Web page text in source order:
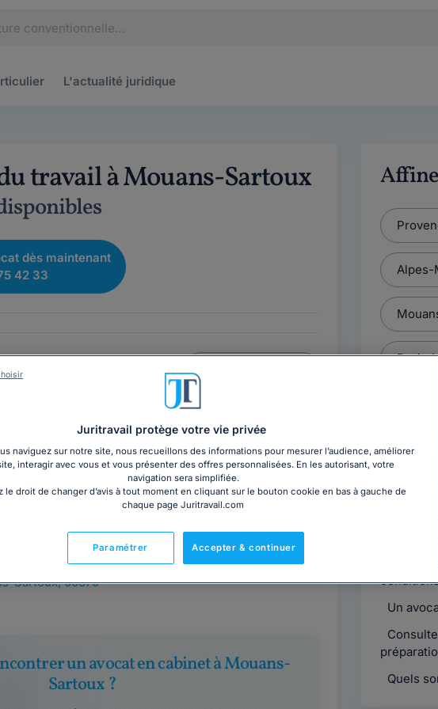
L'actualité juridique
travail à Mouans-Sartoux
dès maintenant
42 33
MOINE
de Grasse, ayant prêté serment en 2003, vous
vos démarches juridiques et...
SÉVERINE
Sartoux, 06370
Contacter ce cabinet
un avocat en cabinet à Mouans-
Sartoux ?
Un
Quels
Juritravail protège votre vie privée
naviguez sur notre site, nous recueillons des informations pour mesurer l’audience, améliorer
interagir avec vous et vous présenter des offres personnalisées. En les autorisant, votre
navigation sera simplifiée.
le droit de changer d’avis à tout moment en cliquant sur le bouton cookie en bas à gauche de
chaque page Juritravail.com
Accepter & continuer
Paramétrer